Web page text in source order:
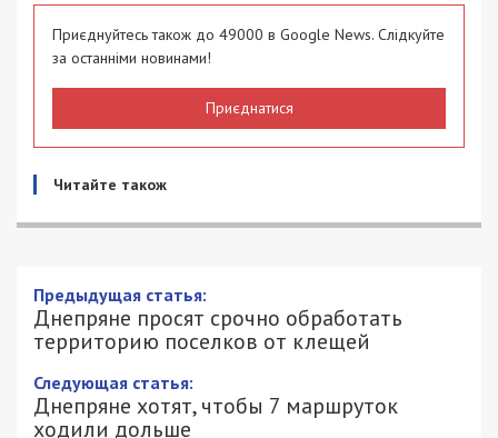
Приєднуйтесь також до 49000 в Google News. Слідкуйте
за останніми новинами!
Приєднатися
Читайте також
Днепряне просят срочно обработать
территорию поселков от клещей
3/04/2019 - 13:07
МАРИЯ АЛИЦЕНКО - СПЕЦИАЛЬНО
ДЛЯ 49000.COM.UA